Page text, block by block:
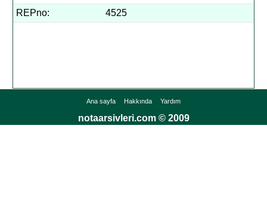
REPno:
4525
Ana sayfa Hakkında Yardım
notaarsivleri.com © 2009